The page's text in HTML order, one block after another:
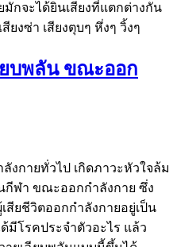
มักจะได้ยินเสียงที่แตกต่างกัน
ยงซ่า เสียงตุบๆ หึ่งๆ วิ้งๆ
ยบพลัน ขณะออก
กายทั่วไป เกิดภาวะหัวใจล้ม
กีฬา ขณะออกกำลังกาย ซึ่ง
ยชีวิตออกกำลังกายอยู่เป็น
มีโรคประจำตัวอะไร แล้ว